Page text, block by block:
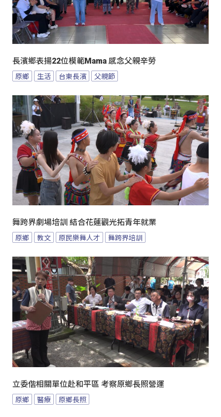
長濱鄉表揚22位模範Mama 感念父親辛勞
原鄉 生活 台東長濱 父親節
舞跨界劇場培訓 結合花蓮觀光拓青年就業
原鄉 教文 原民樂舞人才 舞跨界培訓
立委偕相關單位赴和平區 考察原鄉長照營運
原鄉 醫療 原鄉長照